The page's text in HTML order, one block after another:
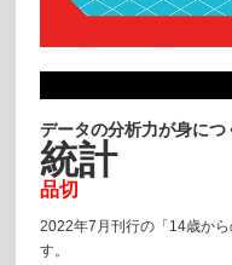
データの分析力が身につ
統計
品切
2022年7月刊行の「14歳か
す。